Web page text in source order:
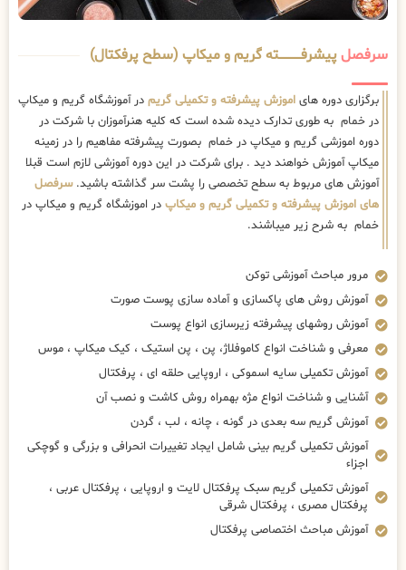
سرفصلپیشرفــــــــــــته گریم و میکاپ (سطح پرفکتال)
برگزاری دوره های اموزش پیشرفته و تکمیلی گریم در آموزشگاه گریم و میکاپ
در خمام به طوری تدارک دیده شده است که کلیه هنرآموزان با شرکت در
دوره اموزشی گریم و میکاپ در خمام بصورت پیشرفته مفاهیم را در زمینه
میکاپ آموزش خواهند دید . برای شرکت در این دوره آموزشی لازم است قبلا
آموزش های مربوط به سطح تخصصی را پشت سر گذاشته باشید.سرفصل
های اموزش پیشرفته و تکمیلی گریم و میکاپ در اموزشگاه گریم و میکاپ در
خمام به شرح زیر میباشند.
مرور مباحث آموزشی توکن
آموزش روش های پاکسازی و آماده سازی پوست صورت
آموزش روشهای پیشرفته زیرسازی انواع پوست
معرفی و شناخت انواع کاموفلاژ، پن ، پن استیک ، کیک میکاپ ، موس
آموزش تکمیلی سایه اسموکی ، اروپایی حلقه ای ، پرفکتال
آشنایی و شناخت انواع مژه بهمراه روش کاشت و نصب آن
آموزش گریم سه بعدی در گونه ، چانه ، لب ، گردن
آموزش تکمیلی گریم بینی شامل ایجاد تغییرات انحرافی و بزرگی و گوچکی
اجزاء
آموزش تکمیلی گریم سبک پرفکتال لایت و اروپایی ، پرفکتال عربی ،
پرفکتال مصری ، پرفکتال شرقی
آموزش مباحث اختصاصی پرفکتال